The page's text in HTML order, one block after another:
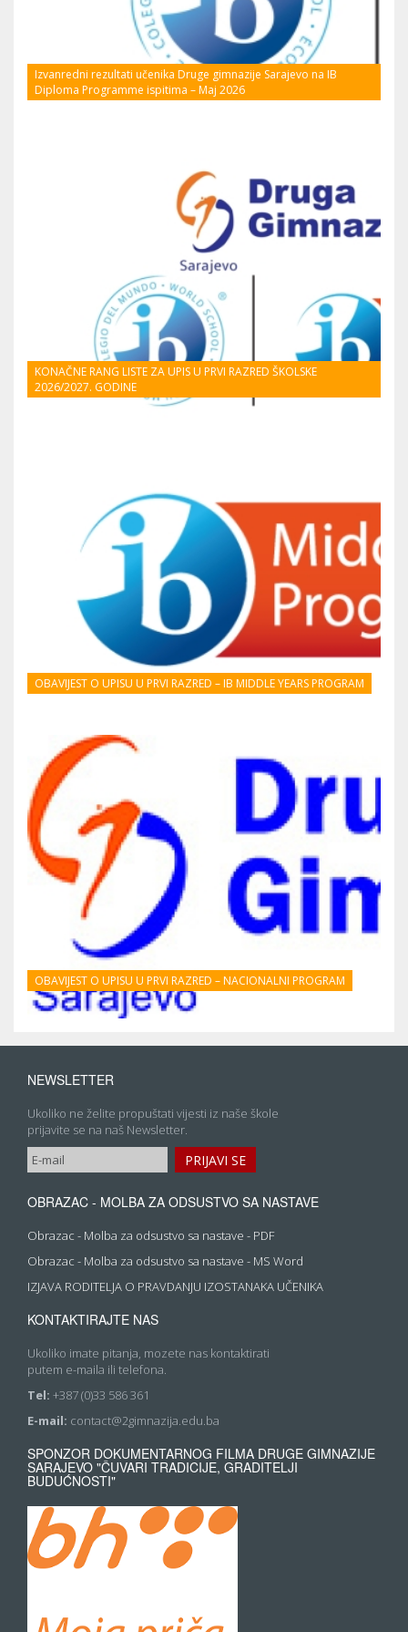
Izvanredni rezultati učenika Druge gimnazije Sarajevo na IB
Diploma Programme ispitima – Maj 2026
KONAČNE RANG LISTE ZA UPIS U PRVI RAZRED ŠKOLSKE
2026/2027. GODINE
OBAVIJEST O UPISU U PRVI RAZRED – IB MIDDLE YEARS PROGRAM
OBAVIJEST O UPISU U PRVI RAZRED – NACIONALNI PROGRAM
NEWSLETTER
Ukoliko ne želite propuštati vijesti iz naše škole
prijavite se na naš Newsletter.
OBRAZAC - MOLBA ZA ODSUSTVO SA NASTAVE
Obrazac - Molba za odsustvo sa nastave - PDF
Obrazac - Molba za odsustvo sa nastave - MS Word
IZJAVA RODITELJA O PRAVDANJU IZOSTANAKA UČENIKA
KONTAKTIRAJTE NAS
Ukoliko imate pitanja, mozete nas kontaktirati
putem e-maila ili telefona.
Tel: +387 (0)33 586 361
E-mail: contact@2gimnazija.edu.ba
SPONZOR DOKUMENTARNOG FILMA DRUGE GIMNAZIJE
SARAJEVO "ČUVARI TRADICIJE, GRADITELJI
BUDUĆNOSTI"